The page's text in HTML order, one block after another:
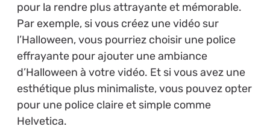
pour la rendre plus attrayante et mémorable.
Par exemple, si vous créez une vidéo sur
l’Halloween, vous pourriez choisir une police
effrayante pour ajouter une ambiance
d’Halloween à votre vidéo. Et si vous avez une
esthétique plus minimaliste, vous pouvez opter
pour une police claire et simple comme
Helvetica.